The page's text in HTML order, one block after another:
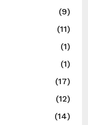
(9)
(11)
(1)
(1)
(17)
(12)
(14)